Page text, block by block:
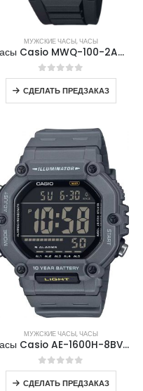
МУЖСКИЕ ЧАСЫ,ЧАСЫ
Часы Casio MWQ-100-2AVDF
0out of 5
СДЕЛАТЬ ПРЕДЗАКАЗ
МУЖСКИЕ ЧАСЫ,ЧАСЫ
Часы Casio AE-1600H-8BVDF
0out of 5
СДЕЛАТЬ ПРЕДЗАКАЗ